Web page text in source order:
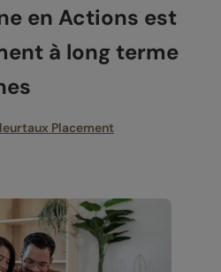
en Actions est
à long terme
Placement